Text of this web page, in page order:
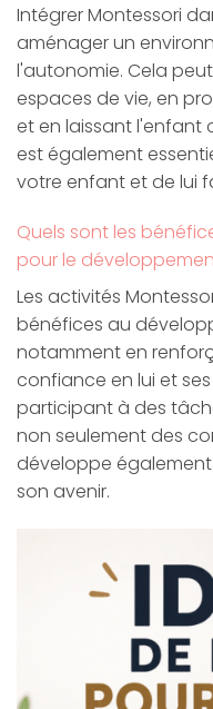
Intégrer Montessori
aménager un
l'autonomie. Cela
espaces de vie, en
et en laissant l'enfant
est également
votre enfant et de lui
Quels sont les
pour le
Les activités
bénéfices au
notamment en
confiance en lui et
participant à des
non seulement des
développe
son avenir.